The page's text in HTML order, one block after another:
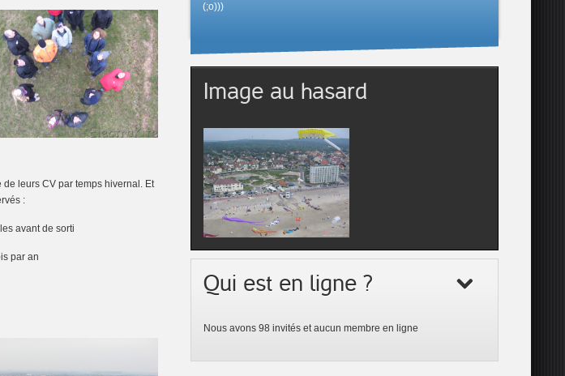
leurs CV par temps hivernal. Et
:
avant de sorti
par an
(;o)))
Image au hasard
Qui est en ligne ?
Nous avons 98 invités et aucun membre en ligne